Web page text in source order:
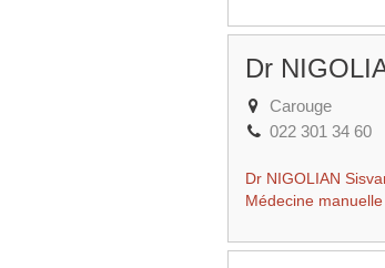
Dr
Carouge
022 301 34 60
Dr NIGOLIAN
Médecine manuelle